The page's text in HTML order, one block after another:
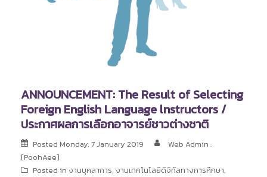
ANNOUNCEMENT: The Result of Selecting
Foreign English Language lnstructors /
ประกาศผลการเลือกอาจารย์ชาวต่างชาติ
Posted Monday, 7 January 2019
Web Admin :
[PoohAee]
Posted in งานบุคลาการ, งานเทคโนโลยีดิจิทัลทางการศึกษา,